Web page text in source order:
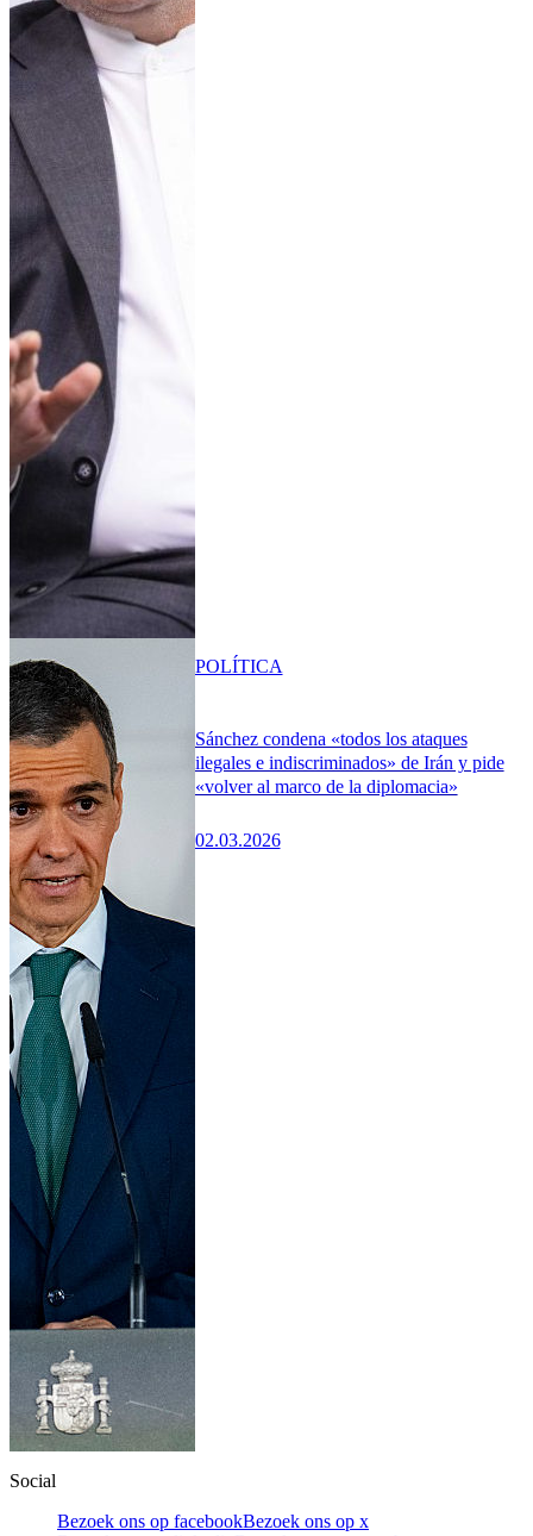
Sánchez condena «todos los ataques
ilegales e indiscriminados» de Irán y pide
«volver al marco de la diplomacia»
02.03.2026
POLÍTICA
Social
Bezoek ons op facebookBezoek ons op x